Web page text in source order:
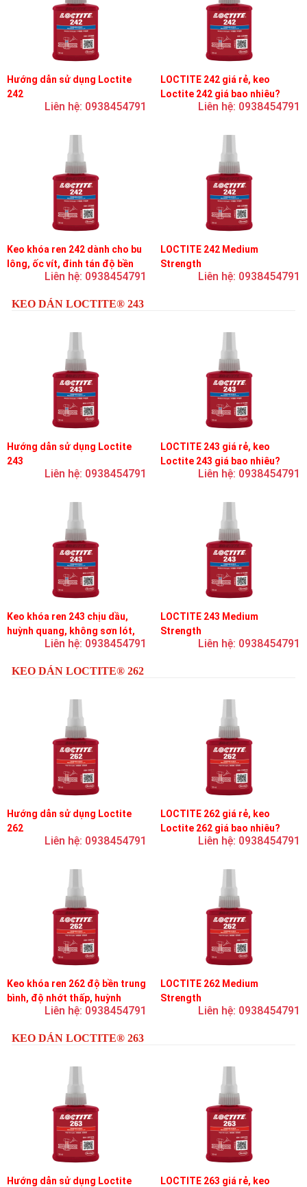
Hướng dẫn sử dụng Loctite
242
Liên hệ: 0938454791
LOCTITE 242 giá rẻ, keo
Loctite 242 giá bao nhiêu?
Liên hệ: 0938454791
Keo khóa ren 242 dành cho bu
lông, ốc vít, đinh tán độ bền
trung bình, độ nhớt trung bình
Liên hệ: 0938454791
LOCTITE 242 Medium
Strength
Liên hệ: 0938454791
KEO DÁN LOCTITE® 243
Hướng dẫn sử dụng Loctite
243
Liên hệ: 0938454791
LOCTITE 243 giá rẻ, keo
Loctite 243 giá bao nhiêu?
Liên hệ: 0938454791
Keo khóa ren 243 chịu dầu,
huỳnh quang, không sơn lót,
dễ tháo rời, độ bền trung bình
Liên hệ: 0938454791
LOCTITE 243 Medium
Strength
Liên hệ: 0938454791
KEO DÁN LOCTITE® 262
Hướng dẫn sử dụng Loctite
262
Liên hệ: 0938454791
LOCTITE 262 giá rẻ, keo
Loctite 262 giá bao nhiêu?
Liên hệ: 0938454791
Keo khóa ren 262 độ bền trung
bình, độ nhớt thấp, huỳnh
Liên hệ: 0938454791
LOCTITE 262 Medium
Strength
Liên hệ: 0938454791
KEO DÁN LOCTITE® 263
Hướng dẫn sử dụng Loctite
LOCTITE 263 giá rẻ, keo